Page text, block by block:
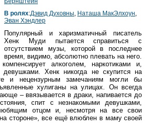
В ролях:Дэвид Духовны Наташа МакЭлхоун
Эван Хэндлер
Популярный и харизматичный писатель
Хенк Муди пытается справиться с
отсутствием музы, которой в последнее
время, видимо, абсолютно плевать на него.
алкоголем, наркотиками и,
Хенк никогда не скупится на
и нецензурным замечаниям могли бы
хулиганы на улицах. Он всегда
– ввязывается в драки, напивается до
спит с незнакомыми девушками,
отцом и, несмотря на все свои
стороне», все ещё влюблен в маму своей